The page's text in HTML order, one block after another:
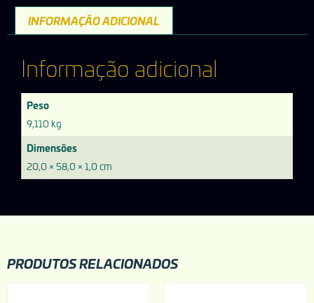
INFORMAÇÃO ADICIONAL
Informação adicional
Peso
9,110 kg
Dimensões
20,0 × 58,0 × 1,0 cm
PRODUTOS RELACIONADOS